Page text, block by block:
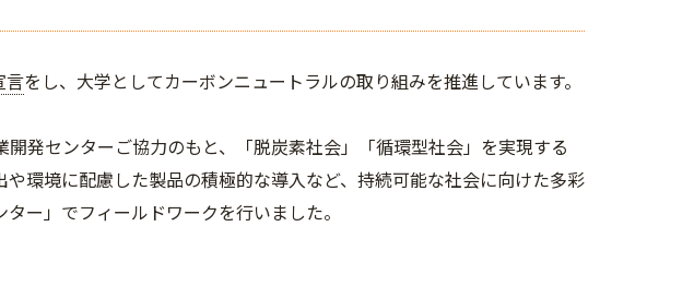
言をし、大学としてカーボンニュートラルの取り組みを推進しています。
発センターご協力のもと、「脱炭素社会」「循環型社会」を実現する
環境に配慮した製品の積極的な導入など、持続可能な社会に向けた多彩
ー」でフィールドワークを行いました。